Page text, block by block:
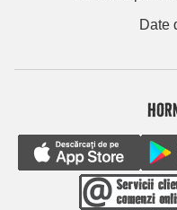
Date